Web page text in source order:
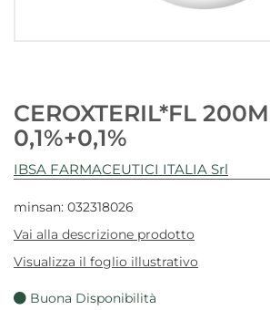
CEROXTERIL*FL
0,1%+0,1%
IBSA FARMACEUTICI ITALIA Srl
minsan: 032318026
Vai alla descrizione prodotto
Visualizza il foglio illustrativo
Buona Disponibilità